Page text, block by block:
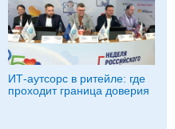
ИТ-аутсорс в ритейле: где
проходит граница доверия